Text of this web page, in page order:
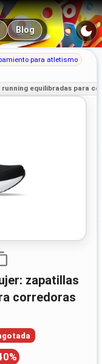
Blog
para atletismo
running equilibradas para
corredoras
%